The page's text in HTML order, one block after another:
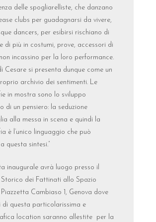
delle spogliarelliste, che danzano
clubs per guadagnarsi da vivere,
dancers, per esibirsi rischiano di
di più in costumi, prove, accessori di
incassino per la loro performance.
Cesare si presenta dunque come un
archivio dei sentimenti. Le
in mostra sono lo sviluppo
di un pensiero: la seduzione
alla messa in scena e quindi la
è l’unico linguaggio che può
questa sintesi.”
inaugurale avrà luogo presso il
Storico dei Fattinati allo Spazio
Cambiaso 1, Genova dove
di questa particolarissima e
location saranno allestite per la